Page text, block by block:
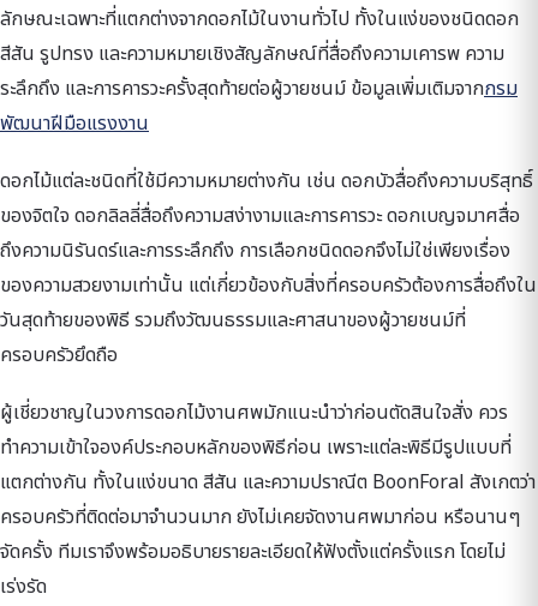
ลักษณะเฉพาะที่แตกต่างจากดอกไม้ในงานทั่วไป ทั้งในแง่ของชนิดดอก
สีสัน รูปทรง และความหมายเชิงสัญลักษณ์ที่สื่อถึงความเคารพ ความ
ระลึกถึง และการคารวะครั้งสุดท้ายต่อผู้วายชนม์ ข้อมูลเพิ่มเติมจากกรม
พัฒนาฝีมือแรงงาน
ดอกไม้แต่ละชนิดที่ใช้มีความหมายต่างกัน เช่น ดอกบัวสื่อถึงความบริสุทธิ์
ของจิตใจ ดอกลิลลี่สื่อถึงความสง่างามและการคารวะ ดอกเบญจมาศสื่อ
ถึงความนิรันดร์และการระลึกถึง การเลือกชนิดดอกจึงไม่ใช่เพียงเรื่อง
ของความสวยงามเท่านั้น แต่เกี่ยวข้องกับสิ่งที่ครอบครัวต้องการสื่อถึงใน
วันสุดท้ายของพิธี รวมถึงวัฒนธรรมและศาสนาของผู้วายชนม์ที่
ครอบครัวยึดถือ
ผู้เชี่ยวชาญในวงการดอกไม้งานศพมักแนะนำว่าก่อนตัดสินใจสั่ง ควร
ทำความเข้าใจองค์ประกอบหลักของพิธีก่อน เพราะแต่ละพิธีมีรูปแบบที่
แตกต่างกัน ทั้งในแง่ขนาด สีสัน และความปราณีต BoonForal สังเกตว่า
ครอบครัวที่ติดต่อมาจำนวนมาก ยังไม่เคยจัดงานศพมาก่อน หรือนานๆ
จัดครั้ง ทีมเราจึงพร้อมอธิบายรายละเอียดให้ฟังตั้งแต่ครั้งแรก โดยไม่
เร่งรัด